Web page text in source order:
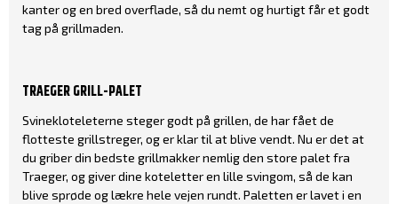
kanter og en bred overflade, så du nemt og hurtigt får et godt
tag på grillmaden.
TRAEGER GRILL-PALET
Svinekloteleterne steger godt på grillen, de har fået de
flotteste grillstreger, og er klar til at blive vendt. Nu er det at
du griber din bedste grillmakker nemlig den store palet fra
Traeger, og giver dine koteletter en lille svingom, så de kan
blive sprøde og lækre hele vejen rundt. Paletten er lavet i en